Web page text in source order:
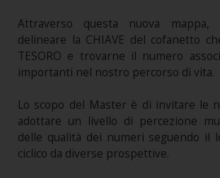
Attraverso questa nuova mappa,
delineare la CHIAVE del cofanetto
TESORO e trovarne il numero
importanti nel nostro percorso di vita.
Lo scopo del Master è di invitare le
adottare un livello di percezione
delle qualità dei numeri seguendo il
ciclico da diverse prospettive.